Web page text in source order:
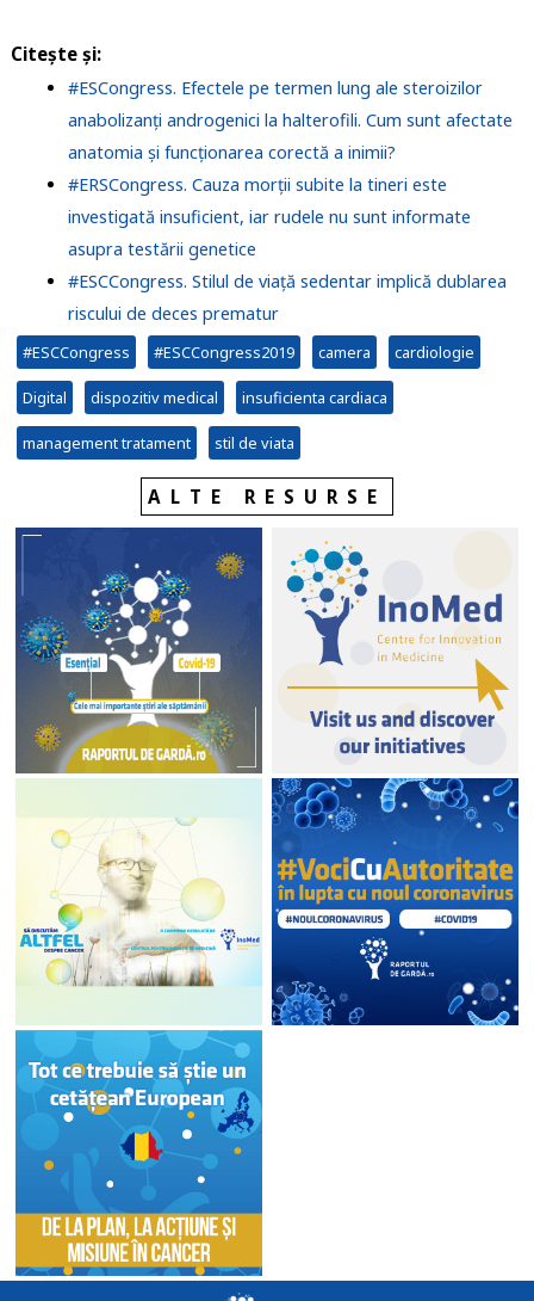
Citește și:
#ESCongress. Efectele pe termen lung ale steroizilor
anabolizanți androgenici la halterofili. Cum sunt afectate
anatomia și funcționarea corectă a inimii?
#ERSCongress. Cauza morții subite la tineri este
investigată insuficient, iar rudele nu sunt informate
asupra testării genetice
#ESCCongress. Stilul de viață sedentar implică dublarea
riscului de deces prematur
#ESCCongress #ESCCongress2019 camera cardiologie
Digital dispozitiv medical insuficienta cardiaca
management tratament stil de viata
ALTE RESURSE